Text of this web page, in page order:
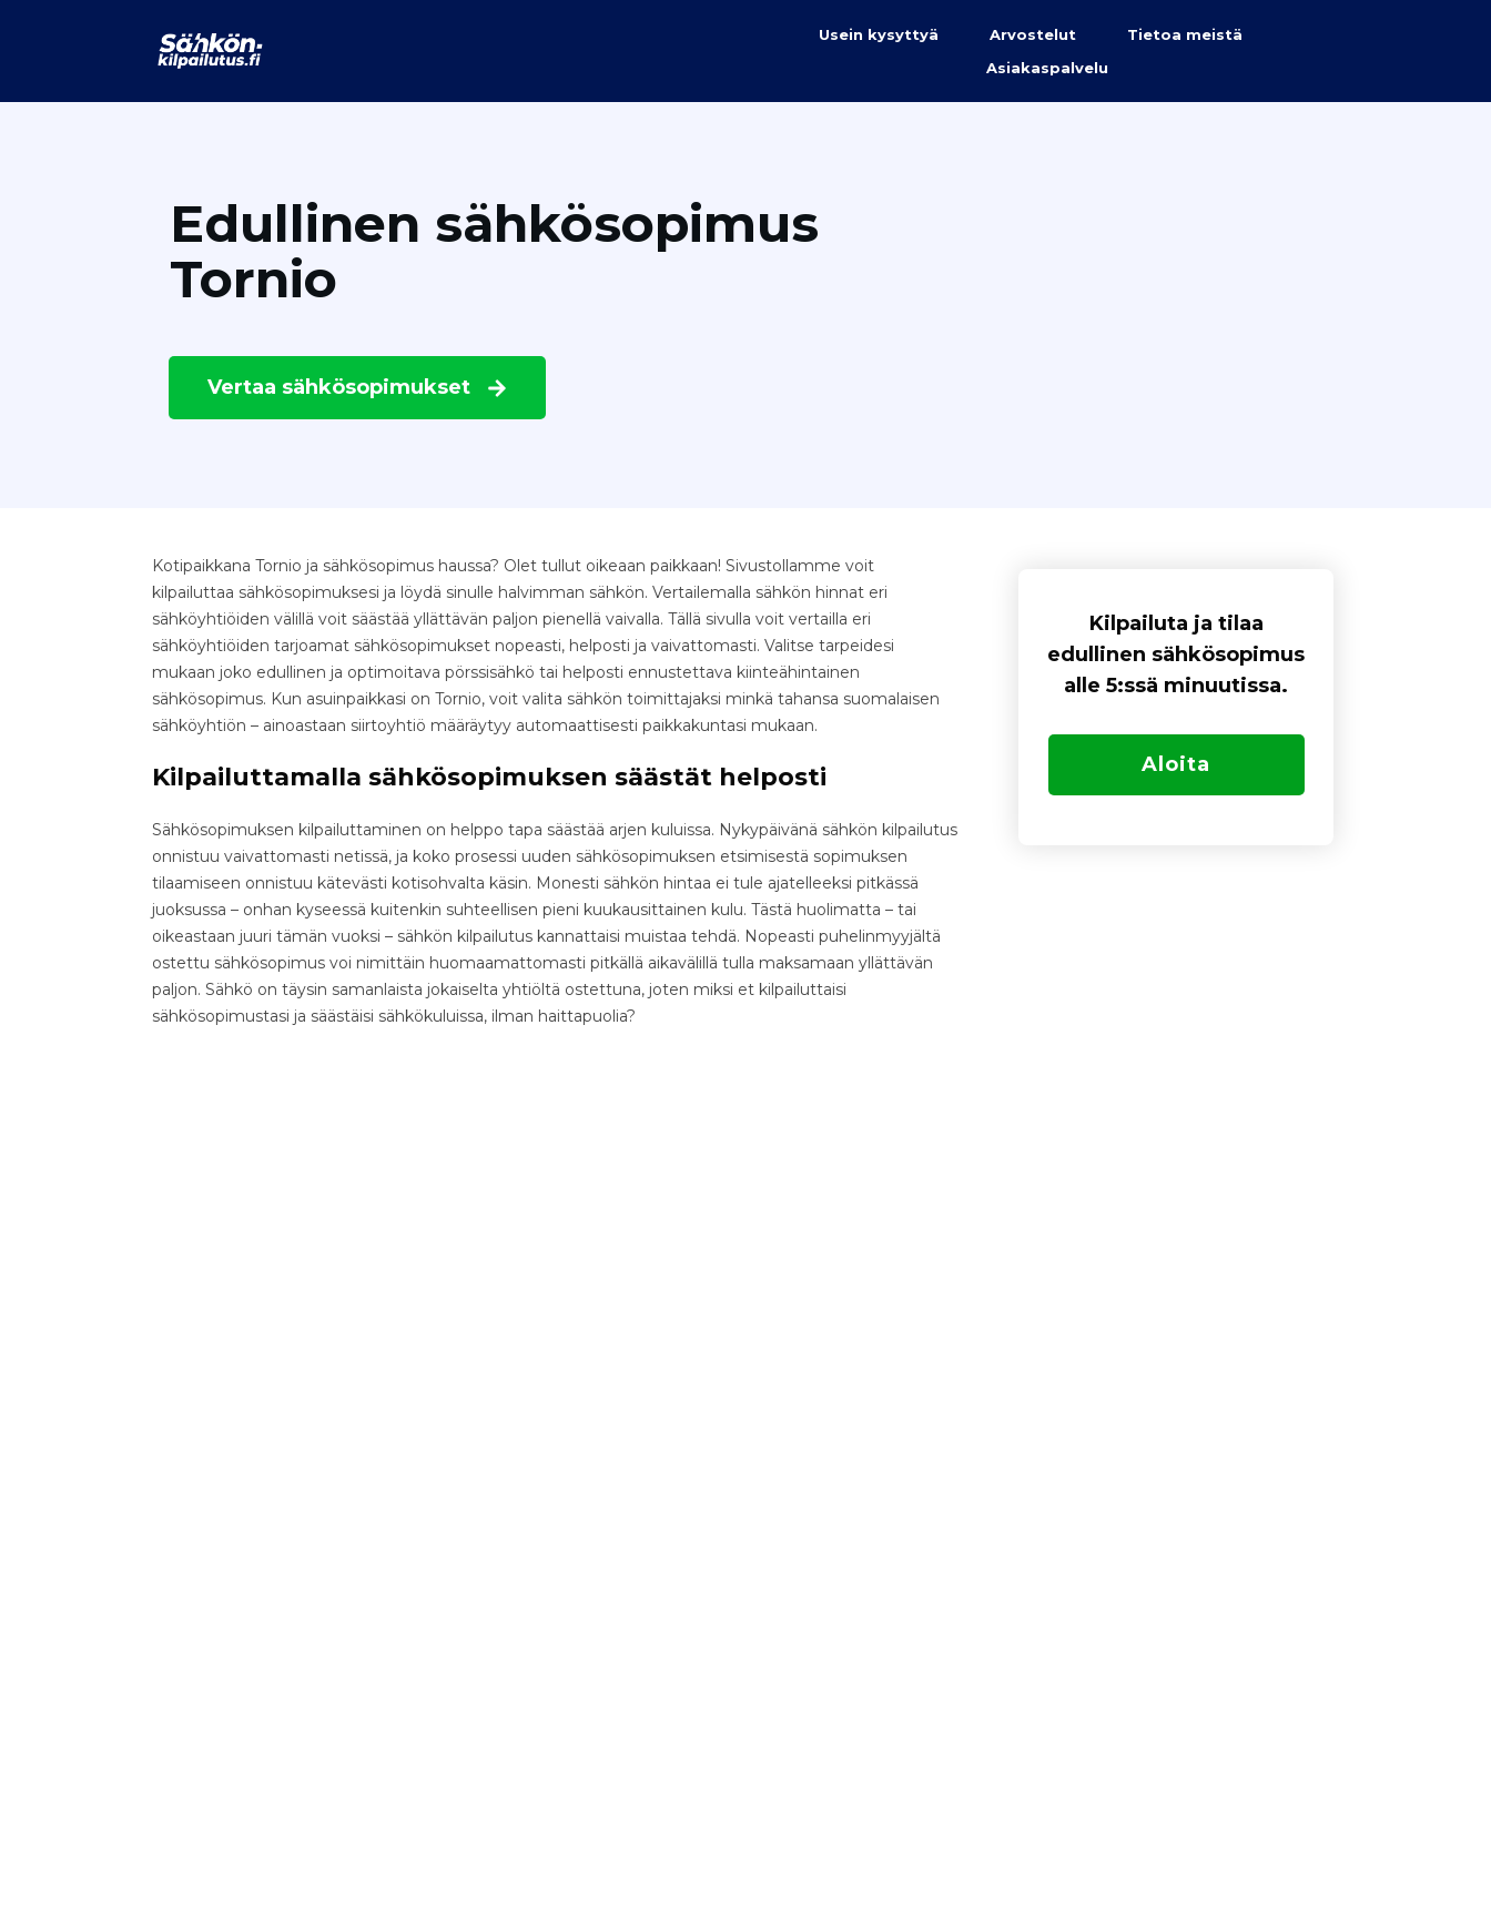
Usein kysyttyä Arvostelut
Tietoa meistä
Asiakaspalvelu
Edullinen sähkösopimus
Tornio
Vertaa sähkösopimukset
Kotipaikkana Tornio ja sähkösopimus haussa? Olet tullut oikeaan paikkaan! Sivustollamme voit
kilpailuttaa sähkösopimuksesi ja löydä sinulle halvimman sähkön. Vertailemalla sähkön hinnat eri
sähköyhtiöiden välillä voit säästää yllättävän paljon pienellä vaivalla. Tällä sivulla voit vertailla eri
sähköyhtiöiden tarjoamat sähkösopimukset nopeasti, helposti ja vaivattomasti. Valitse tarpeidesi
mukaan joko edullinen ja optimoitava pörssisähkö tai helposti ennustettava kiinteähintainen
sähkösopimus. Kun asuinpaikkasi on Tornio, voit valita sähkön toimittajaksi minkä tahansa suomalaisen
sähköyhtiön – ainoastaan siirtoyhtiö määräytyy automaattisesti paikkakuntasi mukaan.
Kilpailuttamalla sähkösopimuksen säästät helposti
Sähkösopimuksen kilpailuttaminen on helppo tapa säästää arjen kuluissa. Nykypäivänä sähkön kilpailutus
onnistuu vaivattomasti netissä, ja koko prosessi uuden sähkösopimuksen etsimisestä sopimuksen
tilaamiseen onnistuu kätevästi kotisohvalta käsin. Monesti sähkön hintaa ei tule ajatelleeksi pitkässä
juoksussa – onhan kyseessä kuitenkin suhteellisen pieni kuukausittainen kulu. Tästä huolimatta – tai
oikeastaan juuri tämän vuoksi – sähkön kilpailutus kannattaisi muistaa tehdä. Nopeasti puhelinmyyjältä
ostettu sähkösopimus voi nimittäin huomaamattomasti pitkällä aikavälillä tulla maksamaan yllättävän
paljon. Sähkö on täysin samanlaista jokaiselta yhtiöltä ostettuna, joten miksi et kilpailuttaisi
sähkösopimustasi ja säästäisi sähkökuluissa, ilman haittapuolia?
Kilpailuta ja tilaa
edullinen sähkösopimus
alle 5:ssä minuutissa.
Aloita